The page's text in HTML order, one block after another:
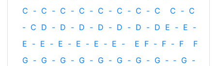
C - C - C - C - C - C - C - C C - C
- C D - D - D - D - D - D - D E - E -
E - E - E - E - E - E - E F - F - F
F
G - G - G - G - G - G - G - G - ‐ G -